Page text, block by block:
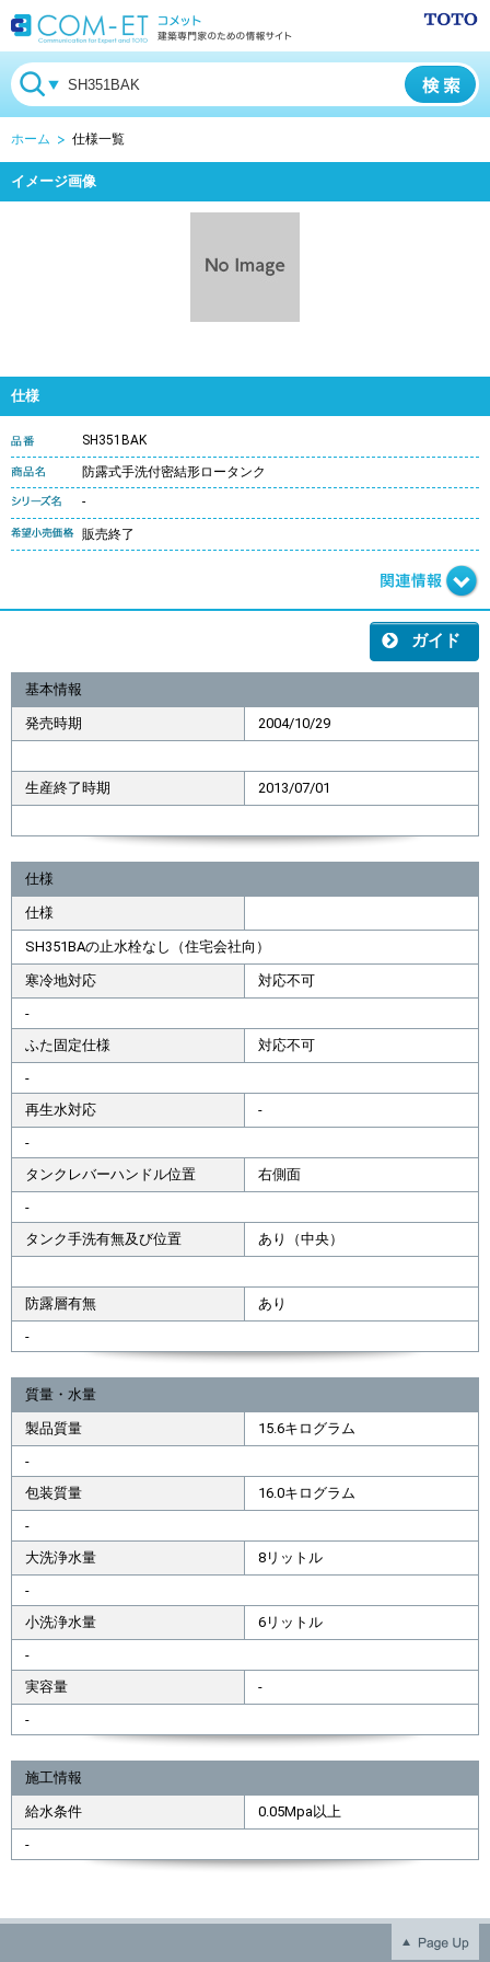
ホーム 仕様一覧
イメージ画像
仕様
SH351BAK
防露式手洗付密結形ロータンク
-
販売終了
ガイド
基本情報
発売時期 2004/10/29
生産終了時期 2013/07/01
仕様
仕様
SH351BAの止水栓なし（住宅会社向）
寒冷地対応
対応不可
-
ふた固定仕様
対応不可
-
再生水対応
-
-
タンクレバーハンドル位置
右側面
-
タンク手洗有無及び位置
あり（中央）
防露層有無
あり
-
質量・水量
製品質量
15.6キログラム
-
包装質量
16.0キログラム
-
大洗浄水量
8リットル
-
小洗浄水量
6リットル
-
実容量
-
-
施工情報
給水条件
0.05Mpa以上
-